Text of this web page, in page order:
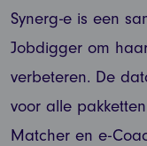
Synerg-e is een
Jobdigger om
verbeteren. De
voor alle
Matcher en e-